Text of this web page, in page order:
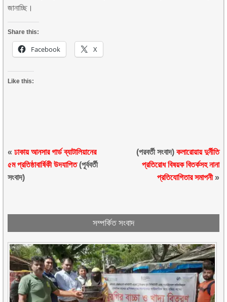
জানাচ্ছি।
Share this:
Facebook X
Like this:
«ঢাকায় আনসার গার্ড ব্যাটালিয়ানের
৫ম প্রতিষ্ঠাবার্ষিকী উদযাপিত(পূর্ববর্তী
সংবাদ)
(পরবর্তী সংবাদ) কলারোয়ায় দুর্নীতি
প্রতিরোধ বিষয়ক বিতর্কসহ নানা
প্রতিযোগিতার সমাপনী»
সম্পর্কিত সংবাদ